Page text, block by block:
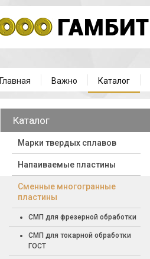
Главная Важно Каталог
Каталог
Марки твердых сплавов
Напаиваемые пластины
Cменные многогранные
пластины
СМП для фрезерной обработки
СМП для токарной обработки
ГОСТ